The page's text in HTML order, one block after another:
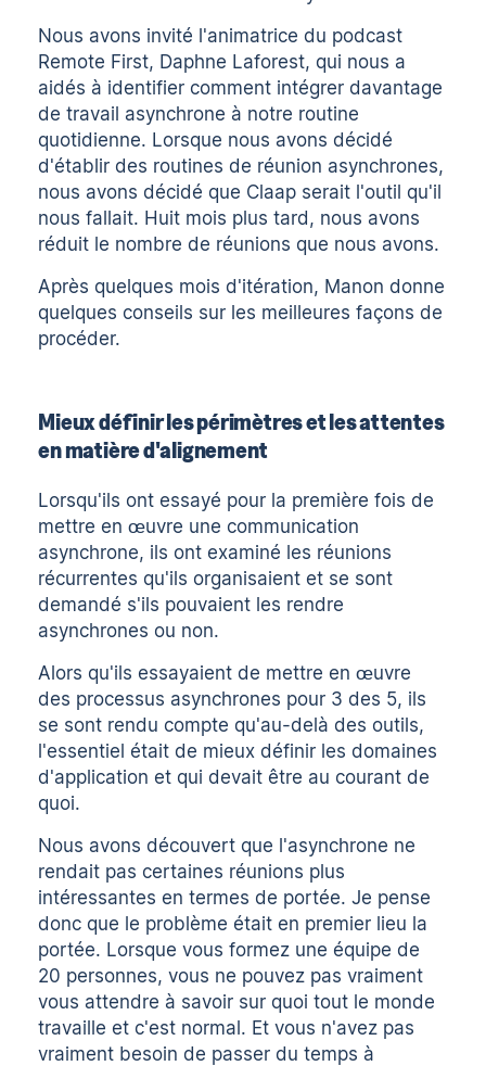
Nous avons invité l'animatrice du podcast
Remote First, Daphne Laforest, qui nous a
aidés à identifier comment intégrer davantage
de travail asynchrone à notre routine
quotidienne. Lorsque nous avons décidé
d'établir des routines de réunion asynchrones,
nous avons décidé que Claap serait l'outil qu'il
nous fallait. Huit mois plus tard, nous avons
réduit le nombre de réunions que nous avons.
Après quelques mois d'itération, Manon donne
quelques conseils sur les meilleures façons de
procéder.
Mieux définir les périmètres et les attentes
en matière d'alignement
Lorsqu'ils ont essayé pour la première fois de
mettre en œuvre une communication
asynchrone, ils ont examiné les réunions
récurrentes qu'ils organisaient et se sont
demandé s'ils pouvaient les rendre
asynchrones ou non.
Alors qu'ils essayaient de mettre en œuvre
des processus asynchrones pour 3 des 5, ils
se sont rendu compte qu'au-delà des outils,
l'essentiel était de mieux définir les domaines
d'application et qui devait être au courant de
quoi.
Nous avons découvert que l'asynchrone ne
rendait pas certaines réunions plus
intéressantes en termes de portée. Je pense
donc que le problème était en premier lieu la
portée. Lorsque vous formez une équipe de
20 personnes, vous ne pouvez pas vraiment
vous attendre à savoir sur quoi tout le monde
travaille et c'est normal. Et vous n'avez pas
vraiment besoin de passer du temps à